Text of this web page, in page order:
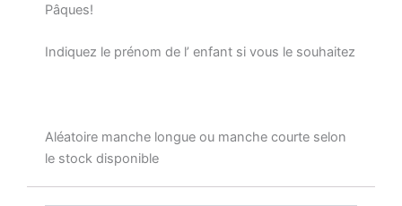
Pâques!
Indiquez le prénom de l’ enfant si vous le souhaitez
Aléatoire manche longue ou manche courte selon
le stock disponible